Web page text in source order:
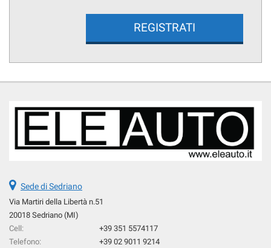
REGISTRATI
Sede di Sedriano
Via Martiri della Libertà n.51
20018 Sedriano (MI)
Cell:
+39 351 5574117
Telefono:
+39 02 9011 9214